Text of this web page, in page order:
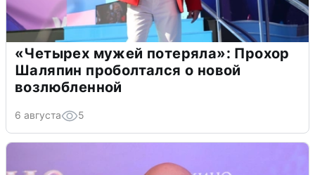
«Четырех мужей потеряла»: Прохор
Шаляпин проболтался о новой
возлюбленной
6 августа 5